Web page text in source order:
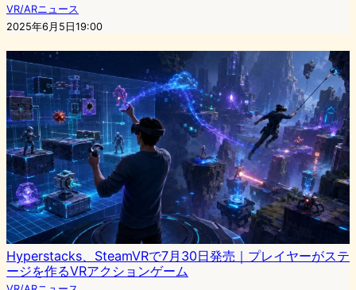
VR/ARニュース
2025年6月5日19:00
Hyperstacks、SteamVRで7月30日発売｜プレイヤーがステ
ージを作るVRアクションゲーム